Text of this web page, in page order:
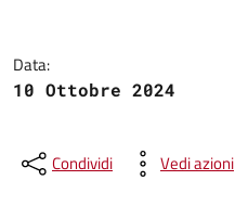
Data:
10 Ottobre 2024
Condividi Vedi azioni